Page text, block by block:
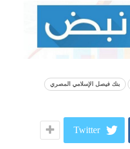
بنك فيصل الإسلامي المصري
Twitter